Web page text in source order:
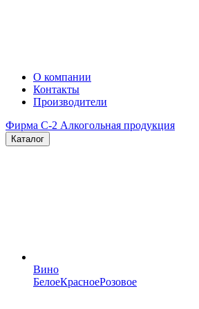
О компании
Контакты
Производители
Фирма C-2 Алкогольная продукция
Каталог
Вино
БелоеКрасноеРозовое